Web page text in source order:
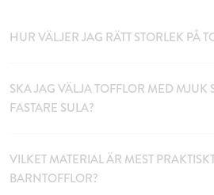
HUR VÄLJER JAG RÄTT STORLEK PÅ
SKA JAG VÄLJA TOFFLOR MED MJUK
FASTARE SULA?
VILKET MATERIAL ÄR MEST
BARNTOFFLOR?